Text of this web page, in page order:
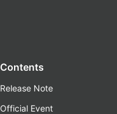
Contents
Release Note
Official Event